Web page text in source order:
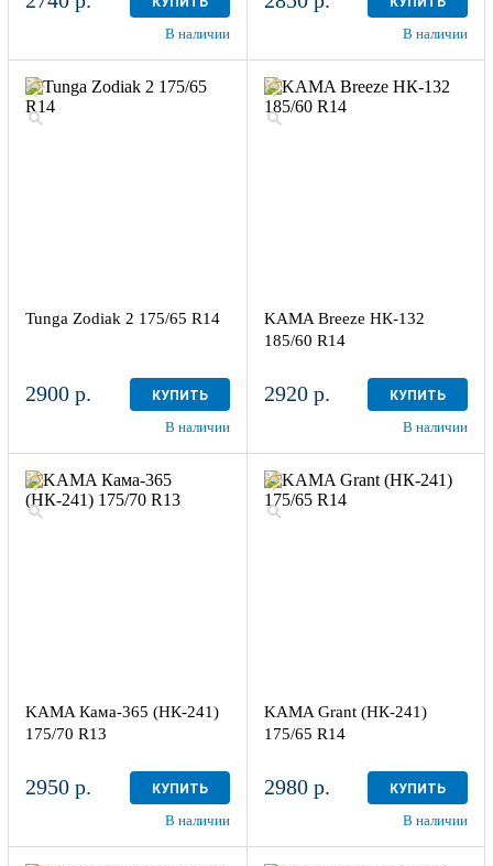
В наличии В наличии
Tunga Zodiak 2 175/65 R14
2900 р. КУПИТЬ
В наличии
KAMA Breeze НК-132
185/60 R14
2920 р. КУПИТЬ
В наличии
KAMA Кама-365 (НК-241)
175/70 R13
2950 р. КУПИТЬ
В наличии
KAMA Grant (НК-241)
175/65 R14
2980 р. КУПИТЬ
В наличии